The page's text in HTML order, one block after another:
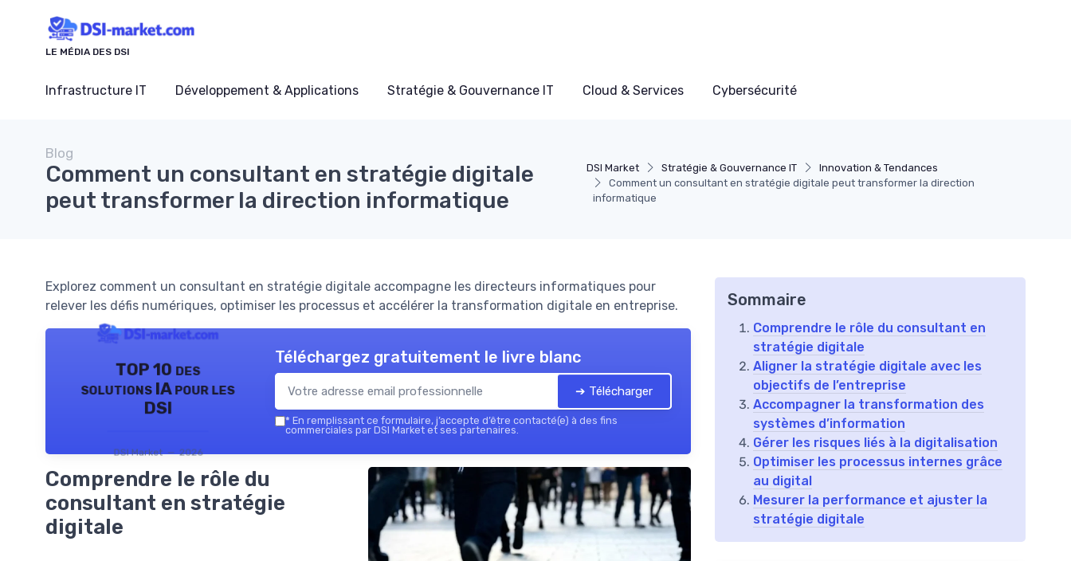
LE MÉDIA DES DSI
Infrastructure IT Développement & Applications Stratégie & Gouvernance IT Cloud & Services Cybersécurité
DSI Market Stratégie & Gouvernance IT
Innovation & Tendances
Comment un consultant en stratégie digitale peut transformer la direction
informatique
Blog
Comment un consultant en stratégie digitale
peut transformer la direction informatique
Explorez comment un consultant en stratégie digitale accompagne les directeurs informatiques pour
relever les défis numériques, optimiser les processus et accélérer la transformation digitale en entreprise.
TOP 10 des
solutions IA pour les
DSI
DSI Market — 2026
Téléchargez gratuitement le livre blanc
➔ Télécharger
* En remplissant ce formulaire, j’accepte d’être contacté(e) à des fins
commerciales par DSI Market et ses partenaires.
Comprendre le rôle du
consultant en stratégie
digitale
Sommaire
Comprendre le rôle du consultant en
stratégie digitale
Aligner la stratégie digitale avec les
objectifs de l’entreprise
Accompagner la transformation des
systèmes d’information
Gérer les risques liés à la digitalisation
Optimiser les processus internes grâce
au digital
Mesurer la performance et ajuster la
stratégie digitale